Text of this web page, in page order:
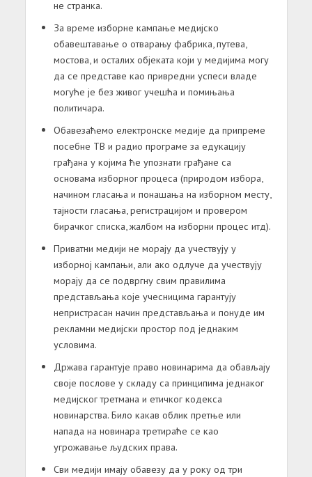
не странка.
За време изборне кампање медијско
обавештавање о отварању фабрика, путева,
мостова, и осталих објеката који у медијима могу
да се представе као привредни успеси владе
могуће је без живог учешћа и помињања
политичара.
Обавезаћемо електронске медије да припреме
посебне ТВ и радио програме за едукацију
грађана у којима ће упознати грађане са
основама изборног процеса (природом избора,
начином гласања и понашања на изборном месту,
тајности гласања, регистрацијом и провером
бирачког списка, жалбом на изборни процес итд).
Приватни медији не морају да учествују у
изборној кампањи, али ако одлуче да учествују
морају да се подвргну свим правилима
представљања које учесницима гарантују
непристрасан начин представљања и понуде им
рекламни медијски простор под једнаким
условима.
Држава гарантује право новинарима да обављају
своје послове у складу са принципима једнаког
медијског третмана и етичког кодекса
новинарства. Било какав облик претње или
напада на новинара третираће се као
угрожавање људских права.
Сви медији имају обавезу да у року од три